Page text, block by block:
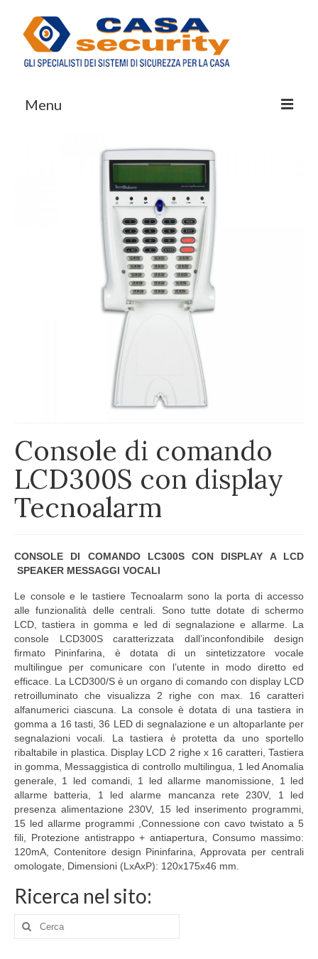
Menu
VerASSISTENZA
Console di comando
LCD300S con display
Tecnoalarm
CONSOLE DI COMANDO LC300S CON DISPLAY A LCD
SPEAKER MESSAGGI VOCALI
Le console e le tastiere Tecnoalarm sono la porta di accesso
alle funzionalità delle centrali. Sono tutte dotate di schermo
LCD, tastiera in gomma e led di segnalazione e allarme. La
console LCD300S caratterizzata dall’inconfondibile design
firmato Pininfarina, è dotata di un sintetizzatore vocale
multilingue per comunicare con l’utente in modo diretto ed
efficace. La LCD300/S è un organo di comando con display LCD
retroilluminato che visualizza 2 righe con max. 16 caratteri
alfanumerici ciascuna. La console è dotata di una tastiera in
gomma a 16 tasti, 36 LED di segnalazione e un altoparlante per
segnalazioni vocali. La tastiera è protetta da uno sportello
ribaltabile in plastica. Display LCD 2 righe x 16 caratteri, Tastiera
in gomma, Messaggistica di controllo multilingua, 1 led Anomalia
generale, 1 led comandi, 1 led allarme manomissione, 1 led
allarme batteria, 1 led alarme mancanza rete 230V, 1 led
presenza alimentazione 230V, 15 led inserimento programmi,
15 led allarme programmi ,Connessione con cavo twistato a 5
fili, Protezione antistrappo + antiapertura, Consumo massimo:
120mA, Contenitore design Pininfarina, Approvata per centrali
omologate, Dimensioni (LxAxP): 120x175x46 mm.
Ricerca nel sito:
Cerca: